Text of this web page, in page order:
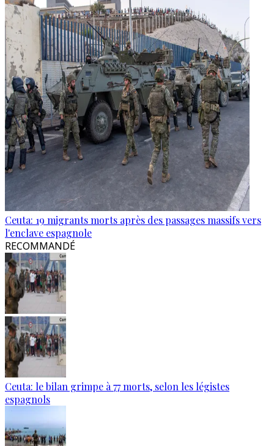
Ceuta: 19 migrants morts après des passages massifs vers
l'enclave espagnole
RECOMMANDÉ
Ceuta: le bilan grimpe à 77 morts, selon les légistes
espagnols